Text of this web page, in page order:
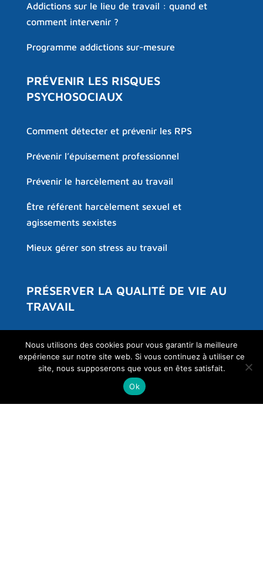
Addictions sur le lieu de travail : quand et
comment intervenir ?
Programme addictions sur-mesure
PRÉVENIR LES RISQUES
PSYCHOSOCIAUX
Comment détecter et prévenir les RPS
Prévenir l’épuisement professionnel
Prévenir le harcèlement au travail
Être référent harcèlement sexuel et
agissements sexistes
Mieux gérer son stress au travail
PRÉSERVER LA QUALITÉ DE VIE AU
TRAVAIL
Développer ses compétences en communication
bienveillante
Fluidifier les relations avec les familles des
Nous utilisons des cookies pour vous garantir la meilleure
expérience sur notre site web. Si vous continuez à utiliser ce
site, nous supposerons que vous en êtes satisfait.
Ok